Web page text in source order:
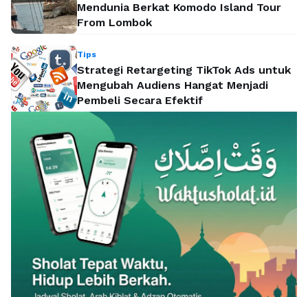
Mendunia Berkat Komodo Island Tour
From Lombok
Tips
Strategi Retargeting TikTok Ads untuk
Mengubah Audiens Hangat Menjadi
Pembeli Secara Efektif